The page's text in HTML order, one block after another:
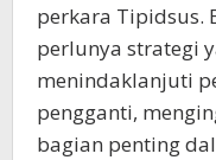
perkara Tipidsus.
perlunya strategi
menindaklanjuti
pengganti,
bagian penting